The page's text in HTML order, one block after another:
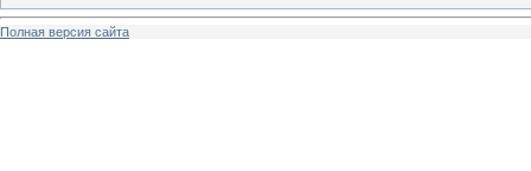
Полная версия сайта